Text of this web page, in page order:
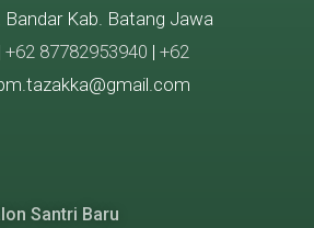
Bandar Kab. Batang Jawa
+62 87782953940 | +62
Santri Baru